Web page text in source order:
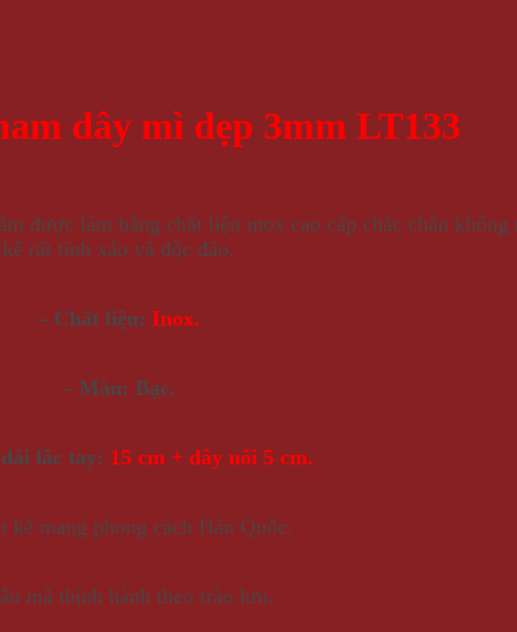
dây mì dẹp 3mm LT133
được làm bằng chất liệu inox cao cấp chắc chắn
kế rất tinh xảo và độc đáo.
– Chất liệu: Inox.
– Màu: Bạc.
lắc tay: 15 cm + dây nối 5 cm.
kế mang phong cách Hàn Quốc.
mã thịnh hành theo trào lưu.